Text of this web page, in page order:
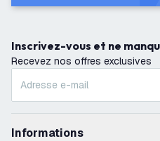
Inscrivez-vous et ne
Recevez nos offres exclusives
Informations